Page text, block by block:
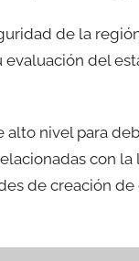
de la
del
nivel para
con la
de creación de